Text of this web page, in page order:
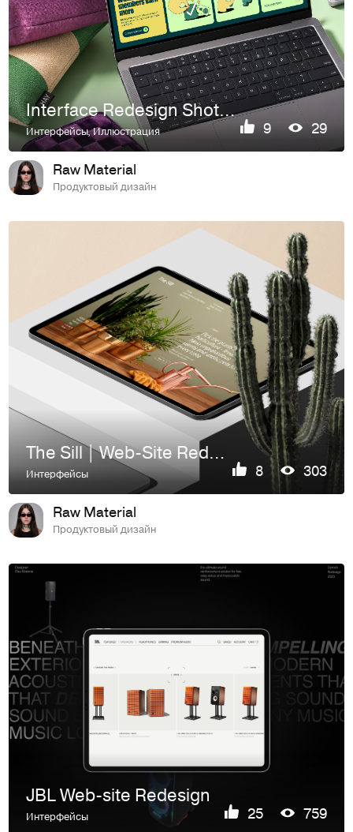
Interface Redesign Shots | Concepts
Интерфейсы,Иллюстрация 9 29
Raw Material
Продуктовый дизайн
The Sill | Web-Site Redesign
Интерфейсы 8 303
Raw Material
Продуктовый дизайн
JBL Web-site Redesign
Интерфейсы 25 759